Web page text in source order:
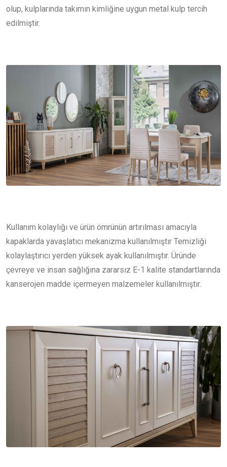
olup, kulplarında takımın kimliğine uygun metal kulp tercih
edilmiştir.
Kullanım kolaylığı ve ürün ömrünün artırılması amacıyla
kapaklarda yavaşlatıcı mekanizma kullanılmıştır Temizliği
kolaylaştırıcı yerden yüksek ayak kullanılmıştır. Üründe
çevreye ve insan sağlığına zararsız E-1 kalite standartlarında
kanserojen madde içermeyen malzemeler kullanılmıştır.